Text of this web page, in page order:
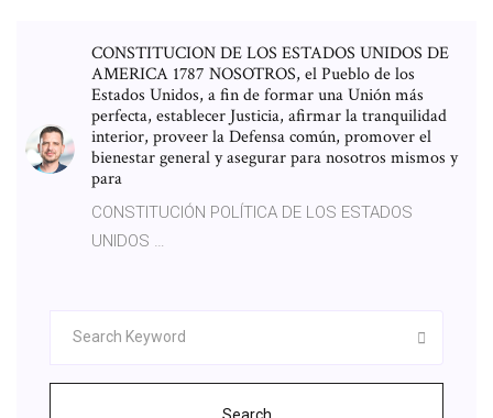
CONSTITUCION DE LOS ESTADOS UNIDOS DE
AMERICA 1787 NOSOTROS, el Pueblo de los
Estados Unidos, a fin de formar una Unión más
perfecta, establecer Justicia, afirmar la tranquilidad
interior, proveer la Defensa común, promover el
bienestar general y asegurar para nosotros mismos y
para
CONSTITUCIÓN POLÍTICA DE LOS ESTADOS
UNIDOS …
Search